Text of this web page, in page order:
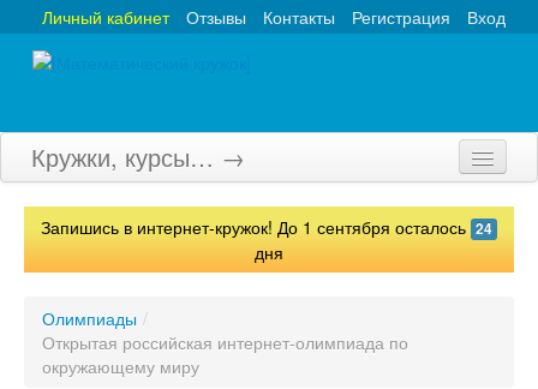
Вход
Регистрация
Контакты
Отзывы
Личный кабинет
Кружки, курсы… →
Главная
Олимпиады
Запишись в интернет-кружок! До 1 сентября осталось 24
дня
Олимпиады /
Открытая российская интернет-олимпиада по
окружающему миру